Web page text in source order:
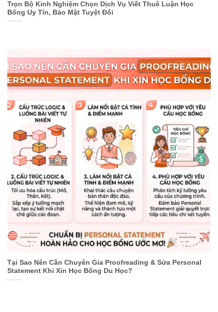
Trọn Bộ Kinh Nghiệm Chọn Dịch Vụ Viết Thuê Luận Học
Bổng Uy Tín, Bảo Mật Tuyệt Đối
Tại Sao Nên Cần Chuyên Gia Proofreading & Sửa Personal
Statement Khi Xin Học Bổng Du Học?